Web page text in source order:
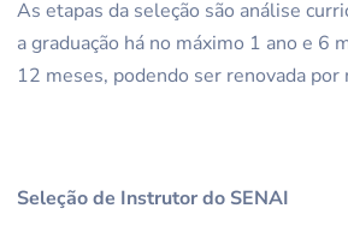
As etapas da seleção são análise
a graduação há no máximo 1 ano e 6
12 meses, podendo ser renovada por
Seleção de Instrutor do SENAI